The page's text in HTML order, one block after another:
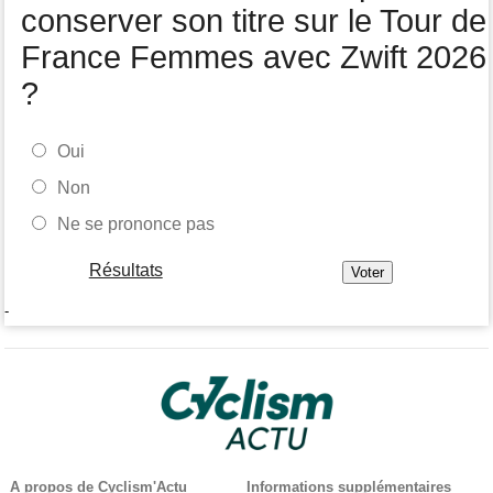
conserver son titre sur le Tour de
France Femmes avec Zwift 2026
?
Oui
Non
Ne se prononce pas
Résultats
-
A propos de Cyclism'Actu Informations supplémentaires